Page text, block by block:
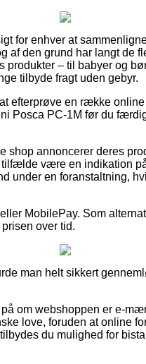
for enhver at
af den grund har langt de
produkter – til babyer og
tilbyde fragt uden gebyr.
efterprøve en række
Posca PC-1M før du
shop annoncerer deres
være en indikation
under en foranstaltning,
MobilePay. Som
over tid.
man helt sikkert
om webshoppen er e-
love, foruden at online
du mulighed for